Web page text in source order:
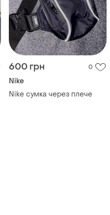
600 грн 0
Nike
Nike сумка через плече